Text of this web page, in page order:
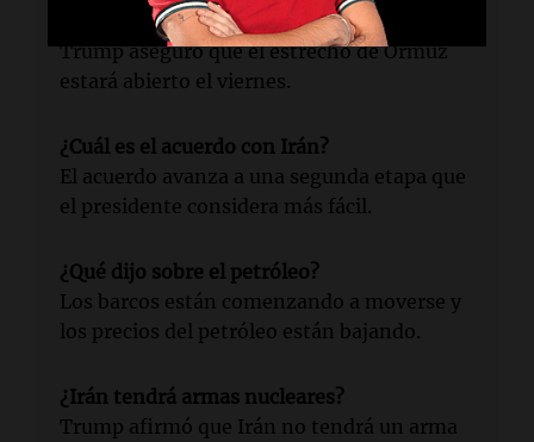
¿Qué anunció Trump?
Trump aseguró que el estrecho de Ormuz
estará abierto el viernes.
¿Cuál es el acuerdo con Irán?
El acuerdo avanza a una segunda etapa que
el presidente considera más fácil.
¿Qué dijo sobre el petróleo?
Los barcos están comenzando a moverse y
los precios del petróleo están bajando.
¿Irán tendrá armas nucleares?
Trump afirmó que Irán no tendrá un arma